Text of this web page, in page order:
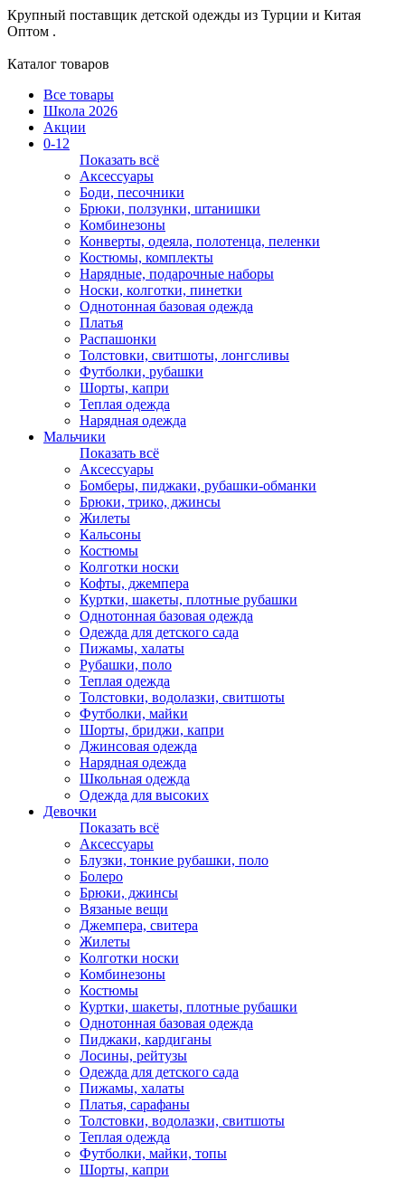
Крупный поставщик детской одежды из Турции и Китая
Оптом .
Каталог товаров
Все товары
Школа 2026
Акции
0-12
Показать всё
Аксессуары
Боди, песочники
Брюки, ползунки, штанишки
Комбинезоны
Конверты, одеяла, полотенца, пеленки
Костюмы, комплекты
Нарядные, подарочные наборы
Носки, колготки, пинетки
Однотонная базовая одежда
Платья
Распашонки
Толстовки, свитшоты, лонгсливы
Футболки, рубашки
Шорты, капри
Теплая одежда
Нарядная одежда
Мальчики
Показать всё
Аксессуары
Бомберы, пиджаки, рубашки-обманки
Брюки, трико, джинсы
Жилеты
Кальсоны
Костюмы
Колготки носки
Кофты, джемпера
Куртки, шакеты, плотные рубашки
Однотонная базовая одежда
Одежда для детского сада
Пижамы, халаты
Рубашки, поло
Теплая одежда
Толстовки, водолазки, свитшоты
Футболки, майки
Шорты, бриджи, капри
Джинсовая одежда
Нарядная одежда
Школьная одежда
Одежда для высоких
Девочки
Показать всё
Аксессуары
Блузки, тонкие рубашки, поло
Болеро
Брюки, джинсы
Вязаные вещи
Джемпера, свитера
Жилеты
Колготки носки
Комбинезоны
Костюмы
Куртки, шакеты, плотные рубашки
Однотонная базовая одежда
Пиджаки, кардиганы
Лосины, рейтузы
Одежда для детского сада
Пижамы, халаты
Платья, сарафаны
Толстовки, водолазки, свитшоты
Теплая одежда
Футболки, майки, топы
Шорты, капри